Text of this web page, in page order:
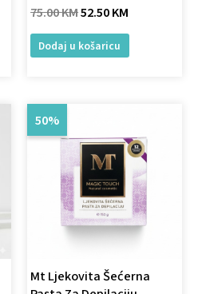
75.00KM52.50KM
Dodaj u košaricu
50%
Mt Ljekovita Šećerna
was:
30.00 KM.
is:
15.00 KM.